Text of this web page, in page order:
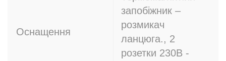
Оснащення
запобіжник –
розмикач
ланцюга., 2
розетки 230В -